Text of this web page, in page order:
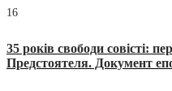
16
35 років свободи совісті:
Предстоятеля. Документ